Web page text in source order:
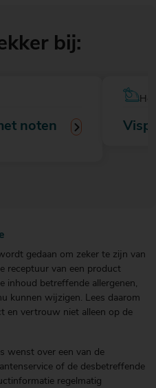
bij:
noten
gedaan om zeker te zijn van
receptuur van een product
inhoud betreffende allergenen,
kunnen wijzigen. Lees daarom
en vertrouw niet alleen op de
wenst over een van de
of de desbetreffende
regelmatig